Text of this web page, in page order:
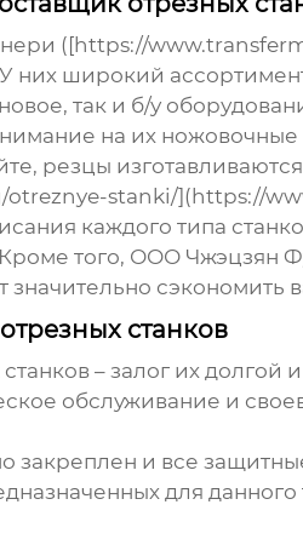
([https://
них широкий
так и б/у
на их
резцы
stanki/](https://
каждого типа
того, ООО Чжэцзян
сэкономить
станков
– залог их
обслуживание и
закреплен и все
для данного